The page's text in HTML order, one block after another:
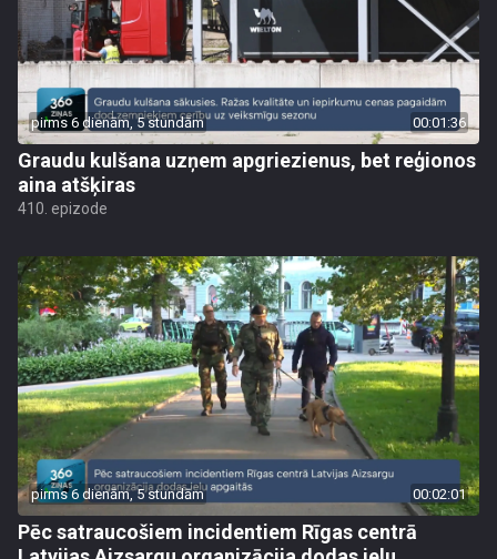
pirms 6 dienām, 5 stundām 00:01:36
Graudu kulšana uzņem apgriezienus, bet reģionos
aina atšķiras
410. epizode
pirms 6 dienām, 5 stundām 00:02:01
Pēc satraucošiem incidentiem Rīgas centrā